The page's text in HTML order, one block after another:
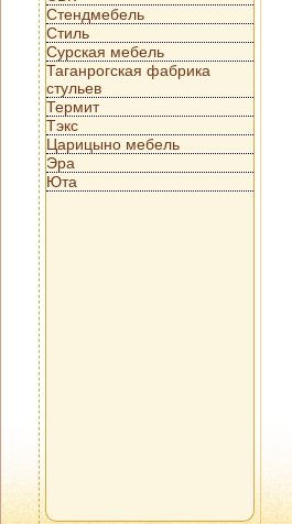
Стендмебель
Стиль
Сурская мебель
Таганрогская фабрика
стульев
Термит
Тэкс
Царицыно мебель
Эра
Юта